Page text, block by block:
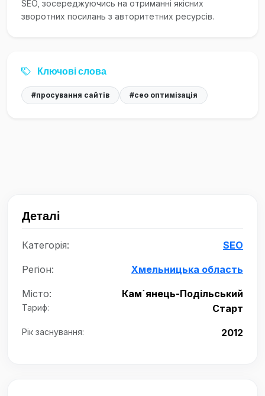
SEO, зосереджуючись на отриманні якісних
зворотних посилань з авторитетних ресурсів.
Ключові слова
#просування сайтів #сео оптимізація
Деталі
Категорія: SEO
Регіон: Хмельницька область
Місто: Кам`янець-Подільський
Тариф: Старт
Рік заснування: 2012